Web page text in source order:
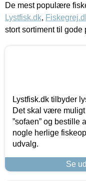
De mest populære
Lystfisk.dk,
stort sortiment til gode
Lystfisk.dk tilbyder
Det skal være
”sofaen” og bestille
nogle herlige
udvalg.
Se